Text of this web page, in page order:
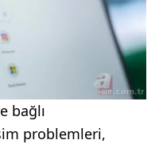
bağlı
problemleri,